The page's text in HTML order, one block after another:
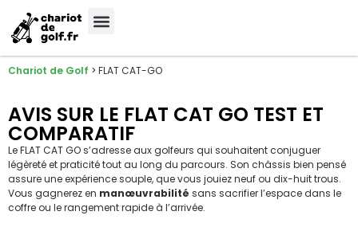
Chariot de Golf > FLAT CAT-GO
AVIS SUR LE FLAT CAT GO TEST ET
COMPARATIF
Le FLAT CAT GO s’adresse aux golfeurs qui souhaitent conjuguer
légèreté et praticité tout au long du parcours. Son châssis bien pensé
assure une expérience souple, que vous jouiez neuf ou dix-huit trous.
Vous gagnerez en manœuvrabilité sans sacrifier l’espace dans le
coffre ou le rangement rapide à l’arrivée.